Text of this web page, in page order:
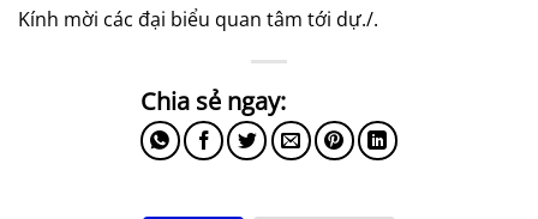
Kính mời các đại biểu quan tâm tới dự./.